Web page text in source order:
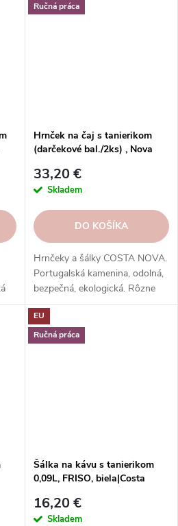
lungo, čaj, kakao a iné.
a
Ručná práca
Hrnček na čaj s tanierikom
(darčekové bal./2ks) , Nova
33,20 €
Skladem
DO KOŠÍKA
Hrnčeky a šálky COSTA NOVA.
Portugalská kamenina, odolná,
bezpečná, ekologická. Rôzne
tvary, farby, vzory. Ideálne na
kávu, espresso, cappuccino,
lungo, čaj, kakao a iné.
EU
Ručná práca
Šálka na kávu s tanierikom
0,09L, FRISO, biela|Costa
16,20 €
Skladem